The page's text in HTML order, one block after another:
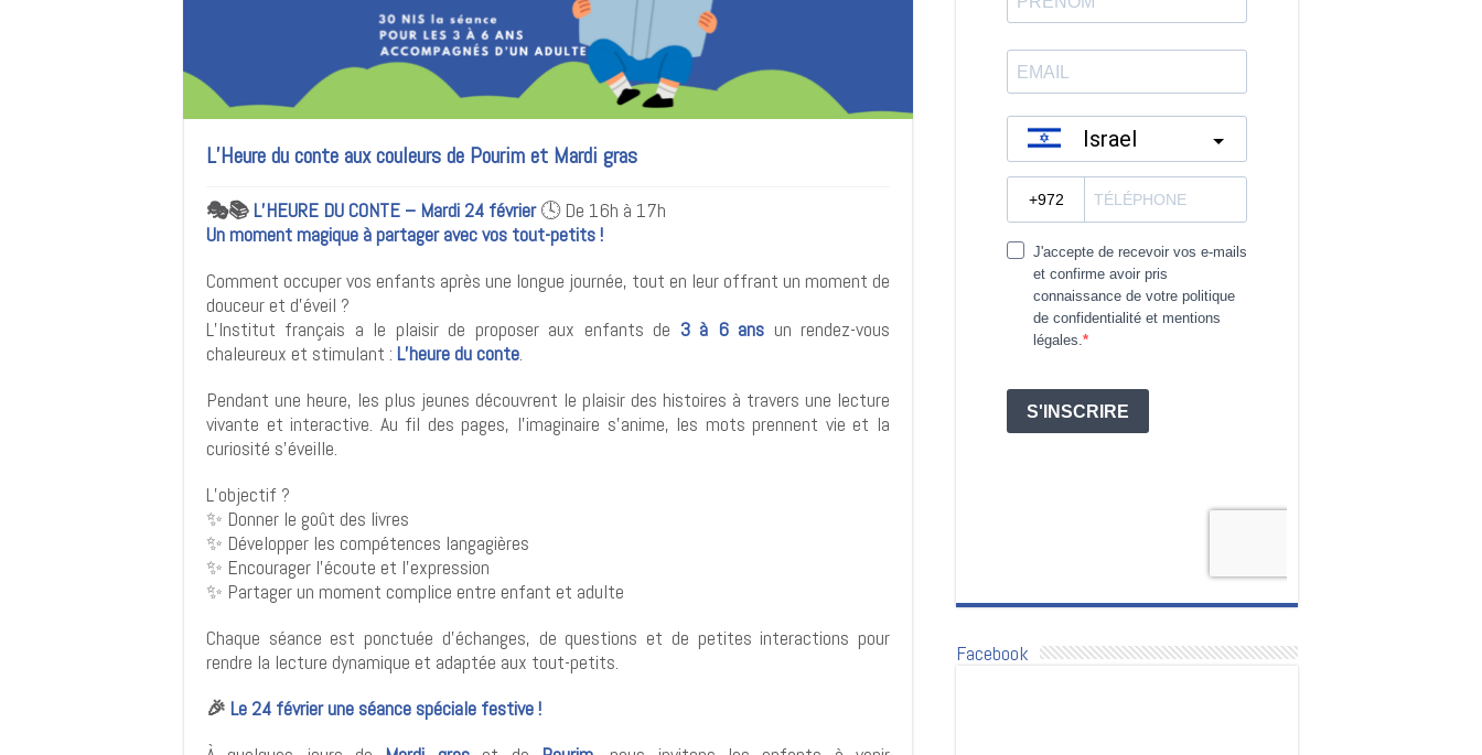
L’Heure du conte aux couleurs de Pourim et Mardi gras
🎭📚L’HEURE DU CONTE – Mardi 24 février🕓 De 16h à 17h
Un moment magique à partager avec vos tout-petits !
Comment occuper vos enfants après une longue journée, tout en leur offrant un moment de
douceur et d’éveil ?
L’Institut français a le plaisir de proposer aux enfants de 3 à 6 ans un rendez-vous
chaleureux et stimulant : L’heure du conte.
Pendant une heure, les plus jeunes découvrent le plaisir des histoires à travers une lecture
vivante et interactive. Au fil des pages, l’imaginaire s’anime, les mots prennent vie et la
curiosité s’éveille.
L’objectif ?
✨ Donner le goût des livres
✨ Développer les compétences langagières
✨ Encourager l’écoute et l’expression
✨ Partager un moment complice entre enfant et adulte
Chaque séance est ponctuée d’échanges, de questions et de petites interactions pour
rendre la lecture dynamique et adaptée aux tout-petits.
🎉 Le 24 février une séance spéciale festive !
Facebook